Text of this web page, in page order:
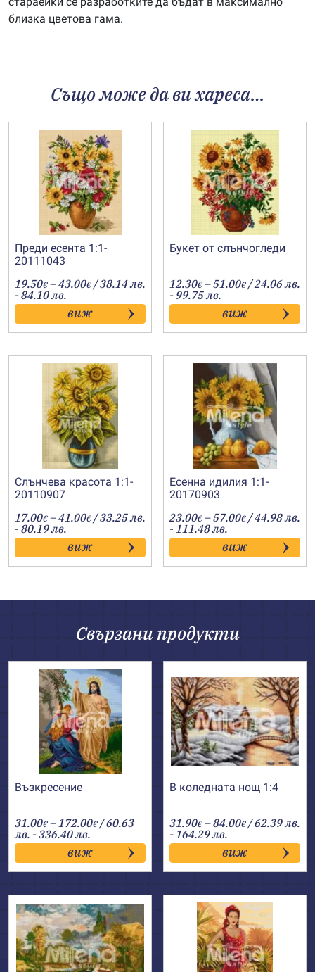
близка цветова гама.
Също може да ви хареса…
Преди есента 1:1-
20111043
19.50€ –43.00€Price
range:
19.50€
through
43.00€
/ 38.14 лв.
- 84.10 лв.
виж
Букет от слънчогледи
12.30€ –51.00€Price
range:
12.30€
through
51.00€
/ 24.06 лв.
- 99.75 лв.
виж
Слънчева красота 1:1-
20110907
17.00€ –41.00€Price
range:
17.00€
through
41.00€
/ 33.25 лв.
- 80.19 лв.
виж
Есенна идилия 1:1-
20170903
23.00€ –57.00€Price
range:
23.00€
through
57.00€
/ 44.98 лв.
- 111.48 лв.
виж
Свързани продукти
Възкресение
31.00€ –172.00€Price
range:
31.00€
through
172.00€
/ 60.63
лв. - 336.40 лв.
виж
В коледната нощ 1:4
31.90€ –84.00€Price
range:
31.90€
through
84.00€
/ 62.39 лв.
- 164.29 лв.
виж